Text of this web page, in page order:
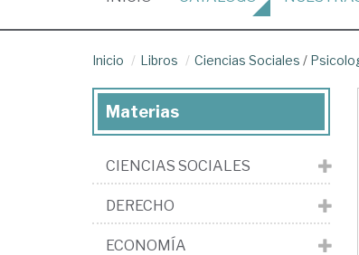
Inicio Libros Ciencias Sociales /
Materias
CIENCIAS SOCIALES
DERECHO
ECONOMÍA